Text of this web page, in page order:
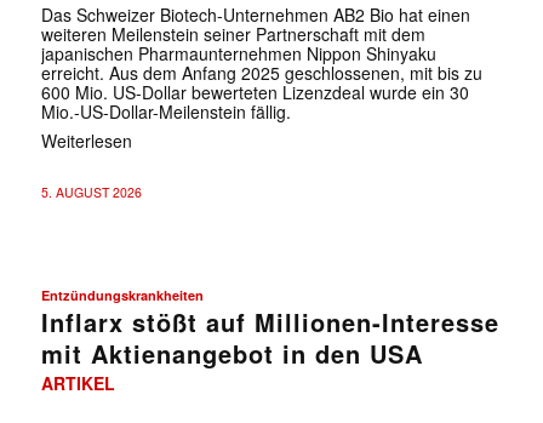
Das Schweizer Biotech-Unternehmen AB2 Bio hat einen
weiteren Meilenstein seiner Partnerschaft mit dem
japanischen Pharmaunternehmen Nippon Shinyaku
erreicht. Aus dem Anfang 2025 geschlossenen, mit bis zu
600 Mio. US-Dollar bewerteten Lizenzdeal wurde ein 30
Mio.-US-Dollar-Meilenstein fällig.
Weiterlesen
5. AUGUST 2026
Entzündungskrankheiten
Inflarx stößt auf Millionen-Interesse
mit Aktienangebot in den USA
ARTIKEL